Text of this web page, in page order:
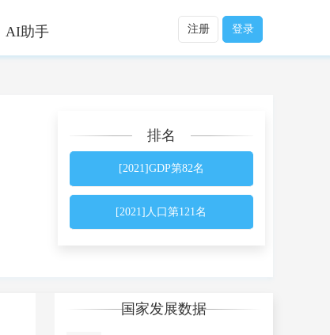
AI助手 注册 登录
排名
[2021]GDP第82名
[2021]人口第121名
国家发展数据